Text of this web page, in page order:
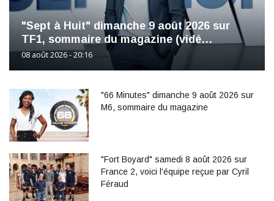
"Sept à Huit" dimanche 9 août 2026 sur
TF1, sommaire du magazine (vidé…
08 août 2026 - 20:16
"66 Minutes" dimanche 9 août 2026 sur
M6, sommaire du magazine
"Fort Boyard" samedi 8 août 2026 sur
France 2, voici l'équipe reçue par Cyril
Féraud